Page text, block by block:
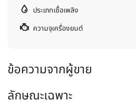
ประเภทเชื้อเพลิง
ความจุเครื่องยนต์
ข้อความจากผู้ขาย
ลักษณะเฉพาะ